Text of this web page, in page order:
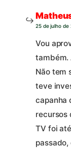
25 de julho de
Vou
também.
Não tem
teve
capanha
recursos
TV foi